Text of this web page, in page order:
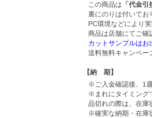
この商品は 「代金
裏にのりは付いてお
PC環境などにより
商品は店舗にてご確
カットサンプルはお
送料無料キャンペー
【納 期】
※ご入金確認後、1
※まれにタイミング
品切れの際は、在庫
※確実な納期・在庫